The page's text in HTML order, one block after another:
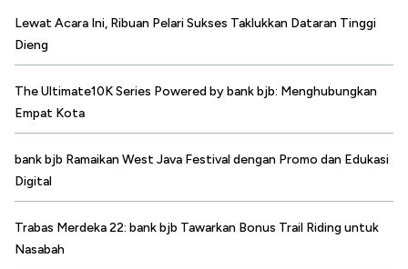
Lewat Acara Ini, Ribuan Pelari Sukses Taklukkan Dataran Tinggi
Dieng
The Ultimate10K Series Powered by bank bjb: Menghubungkan
Empat Kota
bank bjb Ramaikan West Java Festival dengan Promo dan Edukasi
Digital
Trabas Merdeka 22: bank bjb Tawarkan Bonus Trail Riding untuk
Nasabah